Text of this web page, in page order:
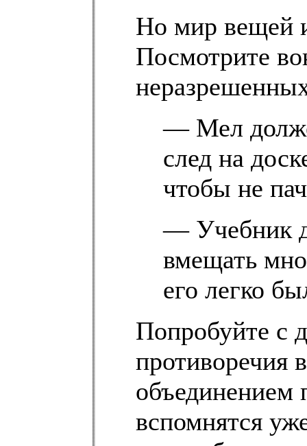
Но мир вещей
Посмотрите
— Мел
след на
чтобы не
— Учебник
вмещать
его легко
Попробуйте с
противоречия
объединением
вспомнятся